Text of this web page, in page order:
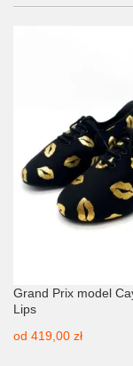
Grand Prix model
Lips
od 419,00 zł